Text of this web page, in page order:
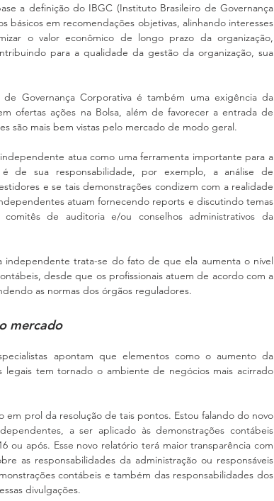
a definição do IBGC (Instituto Brasileiro de Governança
básicos em recomendações objetivas, alinhando interesses
o valor econômico de longo prazo da organização,
para a qualidade da gestão da organização, sua
Governança Corporativa é também uma exigência da
ofertas ações na Bolsa, além de favorecer a entrada de
são mais bem vistas pelo mercado de modo geral.
atua como uma ferramenta importante para a
de sua responsabilidade, por exemplo, a análise de
e se tais demonstrações condizem com a realidade
atuam fornecendo reports e discutindo temas
de auditoria e/ou conselhos administrativos da
independente trata-se do fato de que ela aumenta o nível
desde que os profissionais atuem de acordo com a
as normas dos órgãos reguladores.
mercado
apontam que elementos como o aumento da
legais tem tornado o ambiente de negócios mais acirrado
em prol da resolução de tais pontos. Estou falando do novo
a ser aplicado às demonstrações contábeis
ou após. Esse novo relatório terá maior transparência com
as responsabilidades da administração ou responsáveis
contábeis e também das responsabilidades dos
divulgações.